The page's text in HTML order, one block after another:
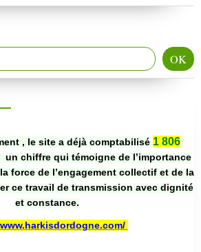
, le site a déjà comptabilisé 1 806
un chiffre qui témoigne de l’importance
force de l’engagement collectif et de la
ce travail de transmission avec dignité
et constance.